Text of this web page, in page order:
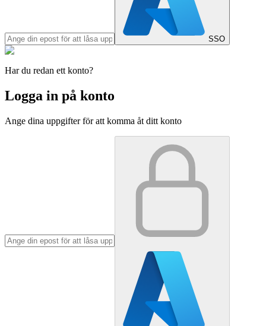
SSO
Har du redan ett konto?
Logga in på konto
Ange dina uppgifter för att komma åt ditt konto